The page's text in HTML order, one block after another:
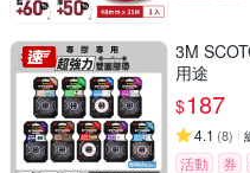
3M
用途
$187
4.1 (8)
活動 券